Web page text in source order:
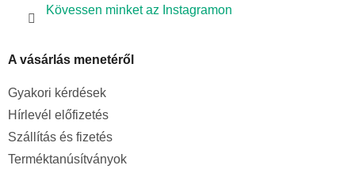
Kövessen minket az Instagramon
A vásárlás menetéről
Gyakori kérdések
Hírlevél előfizetés
Szállítás és fizetés
Terméktanúsítványok